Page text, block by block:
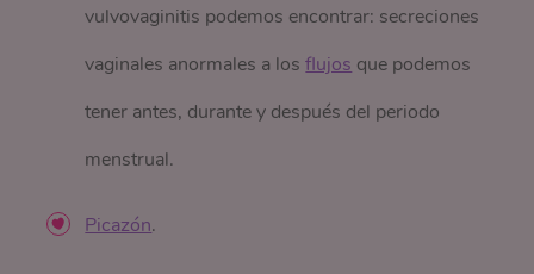
vulvovaginitis podemos encontrar: secreciones
vaginales anormales a losflujos que podemos
tener antes, durante y después del periodo
menstrual.
Picazón.